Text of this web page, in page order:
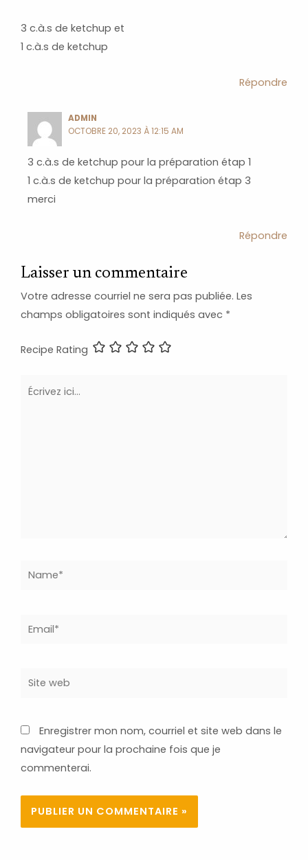
3 c.à.s de ketchup et
1 c.à.s de ketchup
Répondre
ADMIN
OCTOBRE 20, 2023 À 12:15 AM
3 c.à.s de ketchup pour la préparation étap 1
1 c.à.s de ketchup pour la préparation étap 3
merci
Répondre
Laisser un commentaire
Votre adresse courriel ne sera pas publiée. Les
champs obligatoires sont indiqués avec *
Recipe Rating
Écrivez
Name*
Email*
Site
Enregistrer mon nom, courriel et site web dans le
navigateur pour la prochaine fois que je
commenterai.